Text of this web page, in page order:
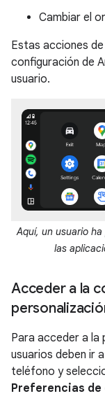
Cambiar el
Estas acciones
configuración de
usuario.
Aquí, un usuario
las
Acceder a la
Para acceder a la
usuarios deben ir
teléfono y
Preferencias de